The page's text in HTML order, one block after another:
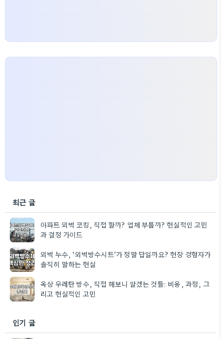
최근 글
아파트 외벽 코킹, 직접 할까? 업체 부를까? 현실적인 고민
과 결정 가이드
외벽 누수, ‘외벽방수시트’가 정말 답일까요? 현장 경험자가
솔직히 말하는 현실
옥상 우레탄 방수, 직접 해보니 알겠는 것들: 비용, 과정, 그
리고 현실적인 고민
인기 글